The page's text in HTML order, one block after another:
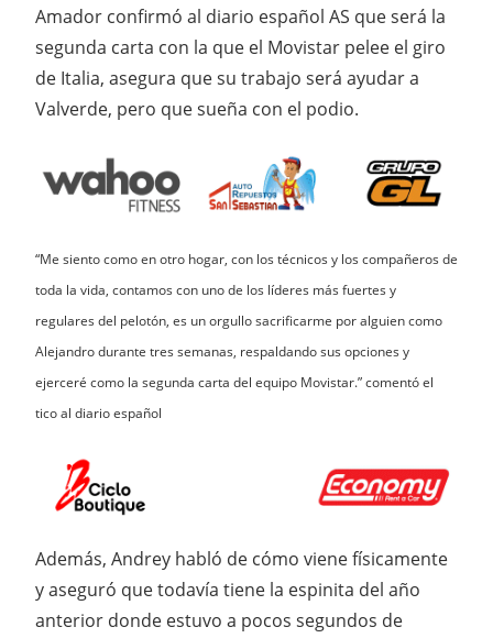
Amador confirmó al diario español AS que será la
segunda carta con la que el Movistar pelee el giro
de Italia, asegura que su trabajo será ayudar a
Valverde, pero que sueña con el podio.
“Me siento como en otro hogar, con los técnicos y los compañeros de
toda la vida, contamos con uno de los líderes más fuertes y
regulares del pelotón, es un orgullo sacrificarme por alguien como
Alejandro durante tres semanas, respaldando sus opciones y
ejerceré como la segunda carta del equipo Movistar.” comentó el
tico al diario español
Además, Andrey habló de cómo viene físicamente
y aseguró que todavía tiene la espinita del año
anterior donde estuvo a pocos segundos de